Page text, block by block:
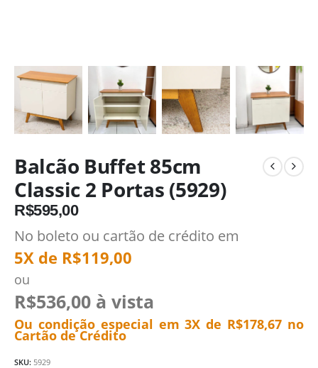
Balcão Buffet 85cm
Classic 2 Portas (5929)
R$595,00
No boleto ou cartão de crédito em
5X de R$119,00
ou
R$536,00 à vista
Ou condição especial em 3X de R$178,67 no
Cartão de Crédito
SKU: 5929